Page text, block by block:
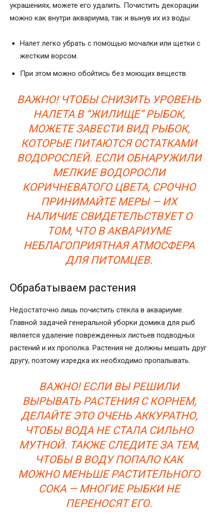
украшениях, можете его удалить. Почистить декорации
можно как внутри аквариума, так и вынув их из воды:
Налет легко убрать с помощью мочалки или щетки с
жестким ворсом.
При этом можно обойтись без моющих веществ.
ВАЖНО! ЧТОБЫ СНИЗИТЬ УРОВЕНЬ
НАЛЕТА В “ЖИЛИЩЕ” РЫБОК,
МОЖЕТЕ ЗАВЕСТИ ВИД РЫБОК,
КОТОРЫЕ ПИТАЮТСЯ ОСТАТКАМИ
ВОДОРОСЛЕЙ. ЕСЛИ ОБНАРУЖИЛИ
МЕЛКИЕ ВОДОРОСЛИ
КОРИЧНЕВАТОГО ЦВЕТА, СРОЧНО
ПРИНИМАЙТЕ МЕРЫ — ИХ
НАЛИЧИЕ СВИДЕТЕЛЬСТВУЕТ О
ТОМ, ЧТО В АКВАРИУМЕ
НЕБЛАГОПРИЯТНАЯ АТМОСФЕРА
ДЛЯ ПИТОМЦЕВ.
Обрабатываем растения
Недостаточно лишь почистить стекла в аквариуме.
Главной задачей генеральной уборки домика для рыб
является удаление поврежденных листьев подводных
растений и их прополка. Растения не должны мешать друг
другу, поэтому изредка их необходимо пропалывать.
ВАЖНО! ЕСЛИ ВЫ РЕШИЛИ
ВЫРЫВАТЬ РАСТЕНИЯ С КОРНЕМ,
ДЕЛАЙТЕ ЭТО ОЧЕНЬ АККУРАТНО,
ЧТОБЫ ВОДА НЕ СТАЛА СИЛЬНО
МУТНОЙ. ТАКЖЕ СЛЕДИТЕ ЗА ТЕМ,
ЧТОБЫ В ВОДУ ПОПАЛО КАК
МОЖНО МЕНЬШЕ РАСТИТЕЛЬНОГО
СОКА — МНОГИЕ РЫБКИ НЕ
ПЕРЕНОСЯТ ЕГО.